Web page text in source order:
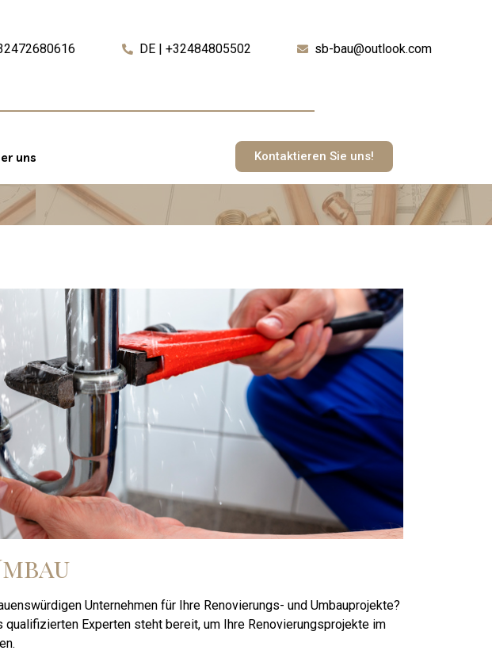
DE | +32484805502 sb-bau@outlook.com
uns Kontaktieren Sie uns!
Unternehmen für Ihre Renovierungs- und Umbauprojekte?
qualifizierten Experten steht bereit, um Ihre Renovierungsprojekte im